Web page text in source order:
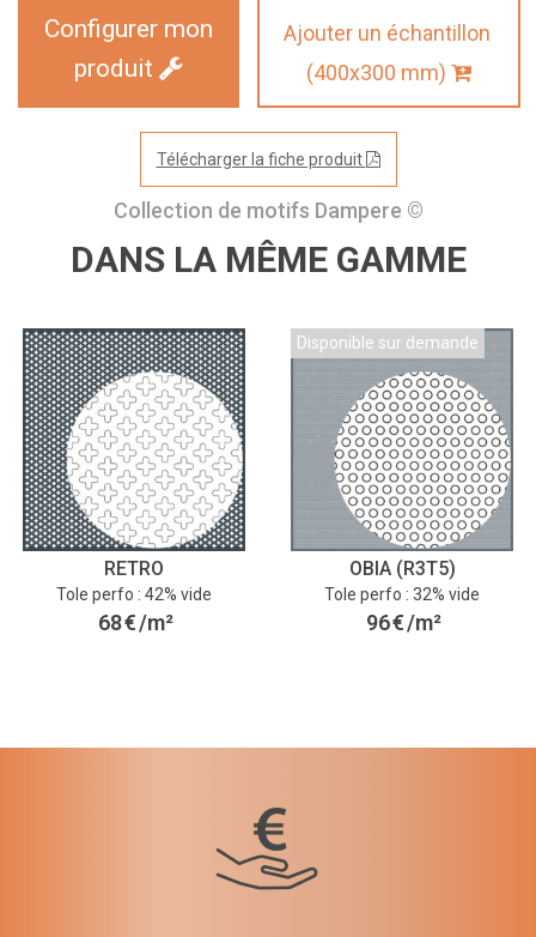
Configurer mon
produit
Ajouter un échantillon
(400x300 mm)
Télécharger la fiche produit
Collection de motifs Dampere ©
DANS LA MÊME GAMME
RETRO
Tole perfo : 42% vide
68€/m²
Disponible sur demande
OBIA (R3T5)
Tole perfo : 32% vide
96€/m²